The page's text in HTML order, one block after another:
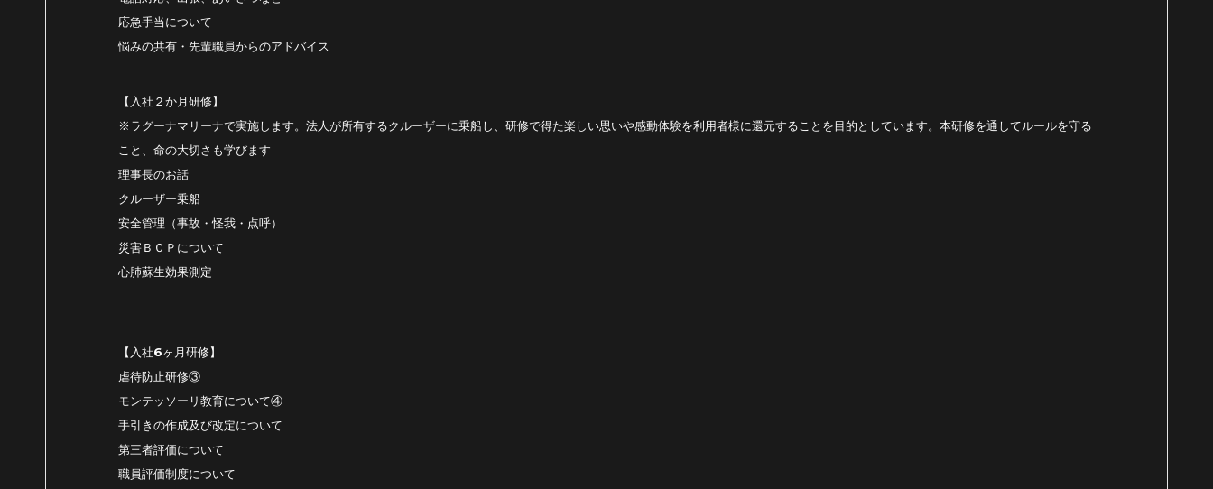
応急手当について
悩みの共有・先輩職員からのアドバイス
【入社２か月研修】
※ラグーナマリーナで実施します。法人が所有するクルーザーに乗船し、研修で得た楽しい思いや感動体験を利用者様に還元することを目的としています。本研修を通してルールを守る
こと、命の大切さも学びます
理事長のお話
クルーザー乗船
安全管理（事故・怪我・点呼）
災害ＢＣＰについて
心肺蘇生効果測定
【入社6ヶ月研修】
虐待防止研修③
モンテッソーリ教育について④
手引きの作成及び改定について
第三者評価について
職員評価制度について